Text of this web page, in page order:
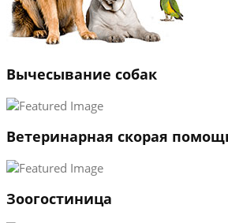
1
2
←
Вычесывание собак
Ветеринарная скорая
Зоогостиница